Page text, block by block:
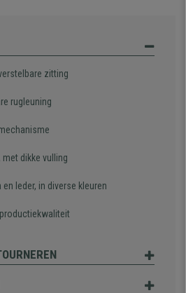
zitting
rugleuning
dikke vulling
en leder, in diverse kleuren